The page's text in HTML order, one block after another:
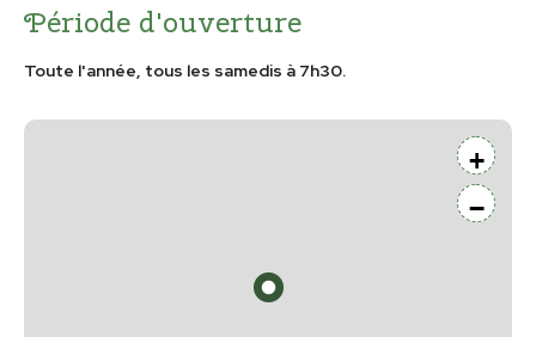
Période d'ouverture
Toute l'année, tous les samedis à 7h30.
+
−